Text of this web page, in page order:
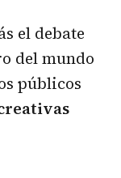
el debate
del mundo
públicos